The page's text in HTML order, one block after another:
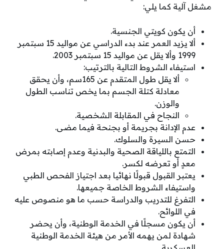
مشغل آلية كما يلي:
أن يكون كويتي الجنسية.
ألا يزيد العمر عند بدء الدراسي عن مواليد 15 سبتمبر
1999 وألا يقل عن مواليد 15 سبتمبر 2003.
استيفاء الشروط التالية بالترتيب:
ألا يقل طول المتقدم عن 165سم، وأن يحقق
معادلة كتلة الجسم بما يخص تناسب الطول
والوزن.
النجاح في المقابلة الشخصية.
عدم الإدانة بجريمة أو بجنحة فيما مضى.
حسن السيرة والسلوك.
التمتع باللياقة الصحية والبدنية وعدم إصابته بمرض
معدٍ أو تعرضه لكسر.
يعتبر القبول قبولًا نهائيا بعد اجتياز الفحص الطبي
واستيفاء الشروط الخاصة جميعها.
التفرغ للتدريب والدراسة حسب ما هو منصوص عليه
في اللوائح.
أن يكون مسجلًا في الخدمة الوطنية، وأن يحضر
شهادة لمن يهمه الأمر من هيئة الخدمة الوطنية